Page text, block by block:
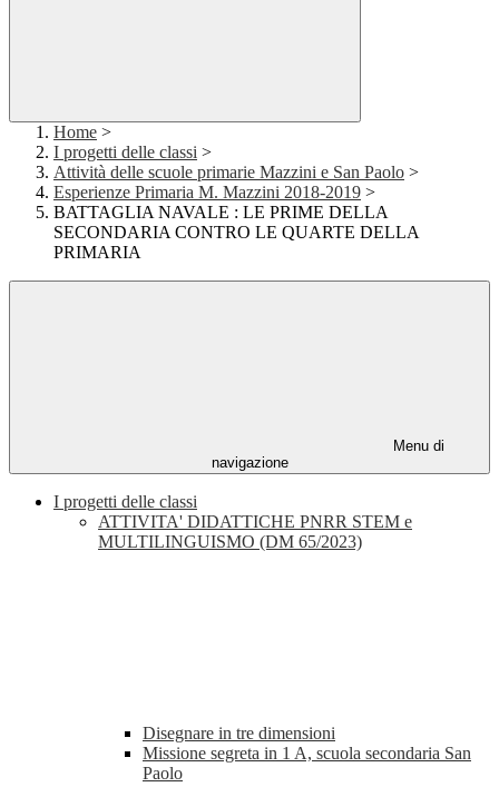
Home >
I progetti delle classi >
Attività delle scuole primarie Mazzini e San Paolo >
Esperienze Primaria M. Mazzini 2018-2019 >
BATTAGLIA NAVALE : LE PRIME DELLA
SECONDARIA CONTRO LE QUARTE DELLA
PRIMARIA
Menu di
navigazione
I progetti delle classi
ATTIVITA' DIDATTICHE PNRR STEM e
MULTILINGUISMO (DM 65/2023)
Disegnare in tre dimensioni
Missione segreta in 1 A, scuola secondaria San
Paolo